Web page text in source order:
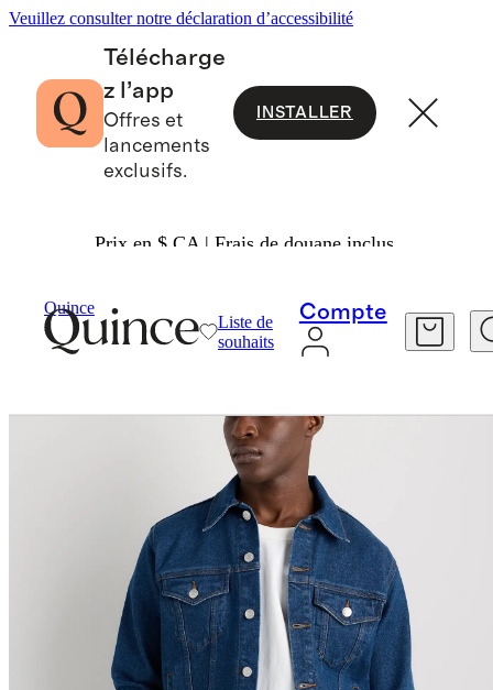
Veuillez consulter notre déclaration d’accessibilité
Télécharge
z l’app
Offres et
lancements
exclusifs.
INSTALLER
Prix en $ CA | Frais de douane inclus.
Quince
Liste de
souhaits
Compte